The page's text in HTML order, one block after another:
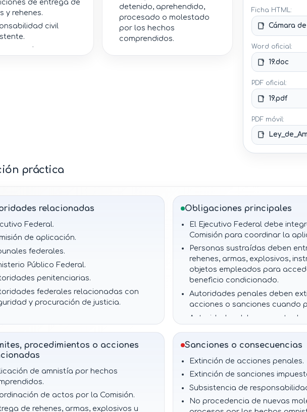
o procesos
mismos hechos.
derechos civiles derivados
de los hechos.
de entrega de
y rehenes.
civil
detenido, aprehendido,
procesado o molestado
por los hechos
comprendidos.
Ficha HTML:
Cámara
Word oficial:
19.doc
PDF oficial:
19.pdf
PDF móvil:
práctica
relacionadas
Federal.
de aplicación.
federales.
Público Federal.
penitenciarias.
federales relacionadas con
y procuración de justicia.
Obligaciones principales
El Ejecutivo Federal debe
Comisión para coordinar la
Personas sustraídas deben
rehenes, armas, explosivos,
objetos empleados para
beneficio condicionado.
Autoridades penales deben
acciones o sanciones cuando
Autoridades deben respetar la
Responsabilidad civil debe
procedimientos o acciones
de amnistía por hechos
de actos por la Comisión.
de rehenes, armas, explosivos u
Sanciones o consecuencias
Extinción de acciones penales.
Extinción de sanciones
Subsistencia de
No procedencia de nuevas